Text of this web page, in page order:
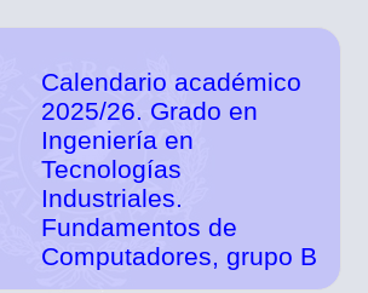
Calendario académico
2025/26. Grado en
Ingeniería en
Tecnologías
Industriales.
Fundamentos de
Computadores, grupo B